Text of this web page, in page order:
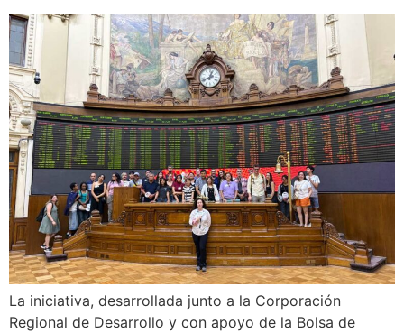
La iniciativa, desarrollada junto a la Corporación
Regional de Desarrollo y con apoyo de la Bolsa de